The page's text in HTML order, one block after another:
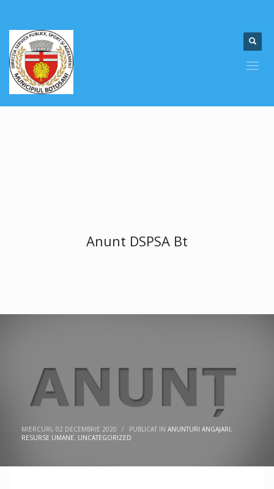
Anunt DSPSA Bt
MIERCURI, 02 DECEMBRIE 2020 / PUBLICAT IN ANUNTURI ANGAJARI,
RESURSE UMANE, UNCATEGORIZED